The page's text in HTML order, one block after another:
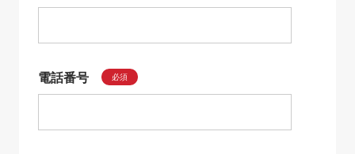
電話番号 必須